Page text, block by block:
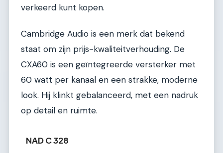
verkeerd kunt kopen.
Cambridge Audio is een merk dat bekend
staat om zijn prijs-kwaliteitverhouding. De
CXA60 is een geïntegreerde versterker met
60 watt per kanaal en een strakke, moderne
look. Hij klinkt gebalanceerd, met een nadruk
op detail en ruimte.
NAD C 328